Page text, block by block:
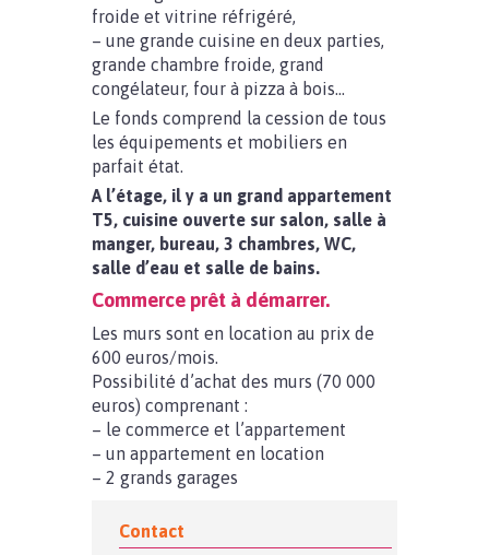
froide et vitrine réfrigéré,
– une grande cuisine en deux parties,
grande chambre froide, grand
congélateur, four à pizza à bois…
Le fonds comprend la cession de tous
les équipements et mobiliers en
parfait état.
A l’étage, il y a un grand appartement
T5, cuisine ouverte sur salon, salle à
manger, bureau, 3 chambres, WC,
salle d’eau et salle de bains.
Commerce prêt à démarrer.
Les murs sont en location au prix de
600 euros/mois.
Possibilité d’achat des murs (70 000
euros) comprenant :
– le commerce et l’appartement
– un appartement en location
– 2 grands garages
Contact